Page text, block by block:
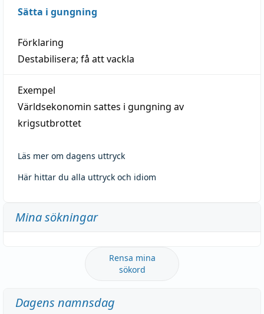
Sätta i gungning
Förklaring
Destabilisera; få att vackla
Exempel
Världsekonomin sattes i gungning av
krigsutbrottet
Läs mer om dagens uttryck
Här hittar du alla uttryck och idiom
Mina sökningar
Rensa mina
sökord
Dagens namnsdag